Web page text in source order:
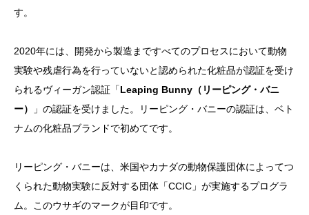
す。
2020年には、開発から製造まですべてのプロセスにおいて動物
実験や残虐行為を行っていないと認められた化粧品が認証を受け
られるヴィーガン認証「Leaping Bunny（リーピング・バニ
ー）
」の認証を受けました。リーピング・バニーの認証は、ベト
ナムの化粧品ブランドで初めてです。
リーピング・バニーは、米国やカナダの動物保護団体によってつ
くられた動物実験に反対する団体「CCIC」が実施するプログラ
ム。このウサギのマークが目印です。